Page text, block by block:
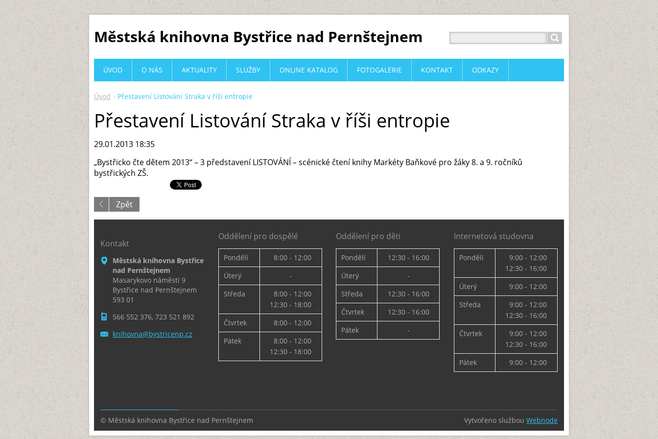
Městská knihovna Bystřice nad Pernštejnem
Úvod Přestavení Listování Straka v říši entropie
Přestavení Listování Straka v říši entropie
29.01.2013 18:35
„Bystřicko čte dětem 2013“ – 3 představení LISTOVÁNÍ – scénické čtení knihy Markéty Baňkové pro žáky 8. a 9. ročníků
bystřických ZŠ.
Zpět
ÚVOD O NÁS AKTUALITY SLUŽBY ONLINE KATALOG FOTOGALERIE KONTAKT ODKAZY
Kontakt
Městská knihovna Bystřice
nad Pernštejnem
Masarykovo náměstí 9
Bystřice nad Pernštejnem
593 01
566 552 376, 723 521 892
knihovna@bystricenp.cz
Oddělení pro dospělé
Pondělí
8:00 - 12:00
Úterý
-
Středa
8:00 - 12:00
12:30 - 18:00
Čtvrtek
8:00 - 12:00
Pátek
8:00 - 12:00
12:30 - 18:00
Oddělení pro děti
Pondělí
12:30 - 16:00
Úterý
-
Středa
12:30 - 16:00
Čtvrtek
12:30 - 16:00
Pátek
-
Internetová studovna
Pondělí
9:00 - 12:00
12:30 - 16:00
Úterý
9:00 - 12:00
Středa
9:00 - 12:00
12:30 - 16:00
Čtvrtek
9:00 - 12:00
12:30 - 16:00
Pátek
9:00 - 12:00
© Městská knihovna Bystřice nad Pernštejnem Vytvořeno službou Webnode